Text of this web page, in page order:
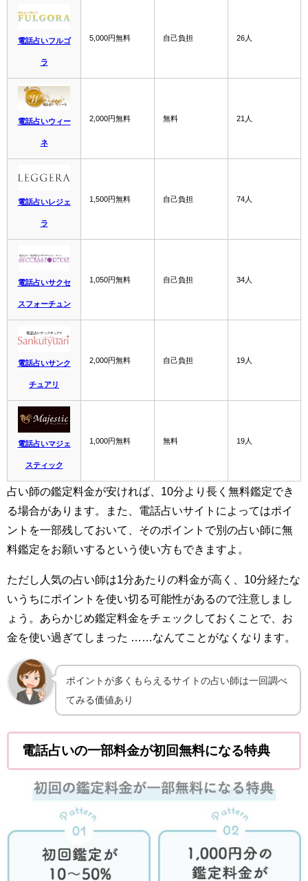
電話占いフルゴ
ラ
5,000円無料 自己負担 26人
電話占いウィー
ネ
2,000円無料 無料 21人
電話占いレジェ
ラ
1,500円無料 自己負担 74人
電話占いサクセ
スフォーチュン
1,050円無料 自己負担 34人
電話占いサンク
チュアリ
2,000円無料 自己負担 19人
電話占いマジェ
スティック
1,000円無料 無料 19人
占い師の鑑定料金が安ければ、10分より長く無料鑑定でき
る場合があります。また、電話占いサイトによってはポイ
ントを一部残しておいて、そのポイントで別の占い師に無
料鑑定をお願いするという使い方もできますよ。
ただし人気の占い師は1分あたりの料金が高く、10分経たな
いうちにポイントを使い切る可能性があるので注意しまし
ょう。あらかじめ鑑定料金をチェックしておくことで、お
金を使い過ぎてしまった ……なんてことがなくなります。
ポイントが多くもらえるサイトの占い師は一回調べ
てみる価値あり
電話占いの一部料金が初回無料になる特典